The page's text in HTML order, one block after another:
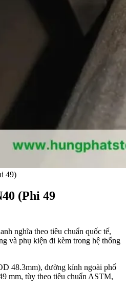
49)
(Phi 49
nghĩa theo tiêu chuẩn quốc tế,
và phụ kiện đi kèm trong hệ thống
48.3mm), đường kính ngoài phổ
mm, tùy theo tiêu chuẩn ASTM,